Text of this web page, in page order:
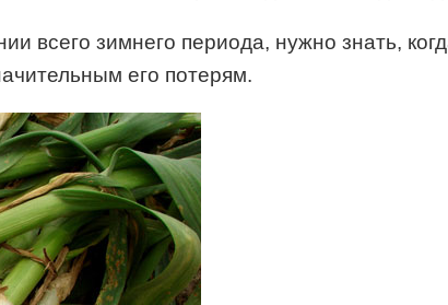
всего зимнего периода, нужно знать,
его потерям.